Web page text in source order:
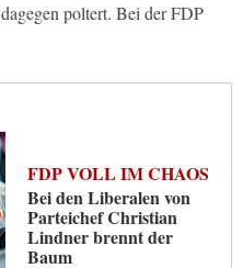
poltert. Bei der FDP
FDP VOLL IM CHAOS
Bei den Liberalen von
Parteichef Christian
Lindner brennt der
Baum